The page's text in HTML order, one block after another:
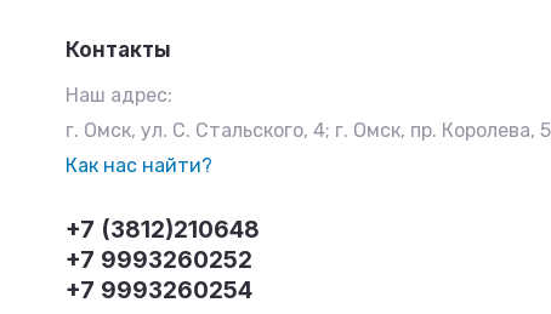
Контакты
Наш адрес:
г. Омск, ул. С. Стальского, 4; г. Омск, пр. Королева,
Как нас найти?
+7 (3812)210648
+7 9993260252
+7 9993260254